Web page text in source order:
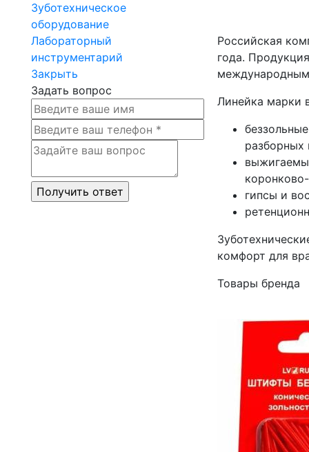
Зуботехническое
оборудование
Лабораторный
инструментарий
Закрыть
Задать вопрос
Российская
года.
международным
Линейка марки
разборных
гипсы и
комфорт для
Товары бренда